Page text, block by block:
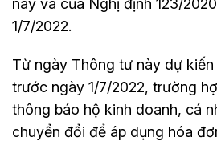
này và của Nghị định 123/
1/7/2022.
Từ ngày Thông tư này dự
trước ngày 1/7/2022, trường
thông báo hộ kinh doanh, cá
chuyển đổi để áp dụng hóa